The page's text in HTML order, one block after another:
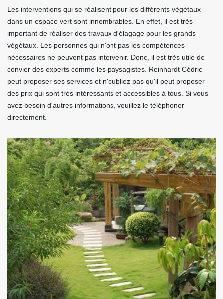
Les interventions qui se réalisent pour les différents végétaux
dans un espace vert sont innombrables. En effet, il est très
important de réaliser des travaux d'élagage pour les grands
végétaux. Les personnes qui n'ont pas les compétences
nécessaires ne peuvent pas intervenir. Donc, il est très utile de
convier des experts comme les paysagistes. Reinhardt Cédric
peut proposer ses services et n'oubliez pas qu'il peut proposer
des prix qui sont très intéressants et accessibles à tous. Si vous
avez besoin d'autres informations, veuillez le téléphoner
directement.